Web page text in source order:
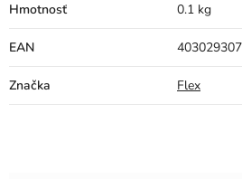
Hmotnosť 0.1 kg
EAN
Značka Flex